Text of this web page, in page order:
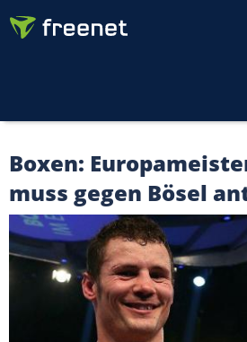
Boxen:
muss gegen Bösel